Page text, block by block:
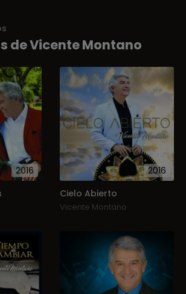
de Vicente Montano
2016
2016
Cielo Abierto
Vicente Montano